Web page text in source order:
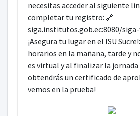
necesitas acceder al siguiente
completar tu registro: 🔗
siga.institutos.gob.ec:8080/
¡Asegura tu lugar en el ISU
horarios en la mañana, tarde y
es virtual y al finalizar la jornada
obtendrás un certificado de
vemos en la prueba!